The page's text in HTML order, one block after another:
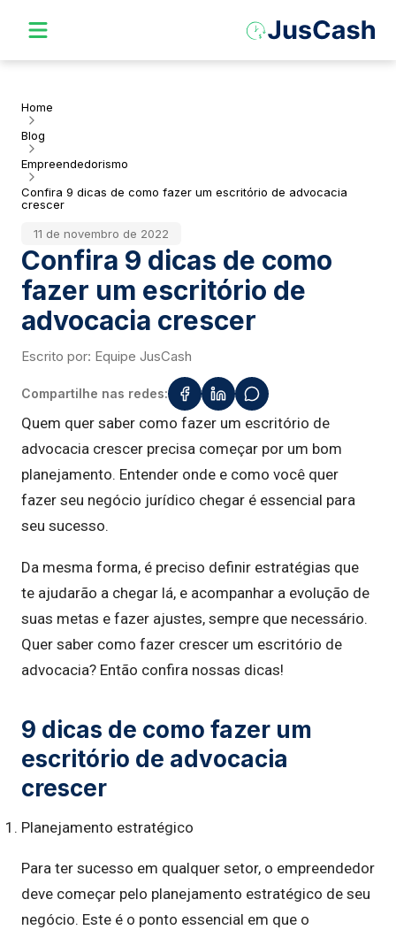
Home
Blog
Empreendedorismo
Confira 9 dicas de como fazer um escritório de advocacia
crescer
11 de novembro de 2022
Confira 9 dicas de como
fazer um escritório de
advocacia crescer
Escrito por: Equipe JusCash
Compartilhe nas redes:
Quem quer saber como fazer um escritório de
advocacia crescer precisa começar por um bom
planejamento. Entender onde e como você quer
fazer seu negócio jurídico chegar é essencial para
seu sucesso.
Da mesma forma, é preciso definir estratégias que
te ajudarão a chegar lá, e acompanhar a evolução de
suas metas e fazer ajustes, sempre que necessário.
Quer saber como fazer crescer um escritório de
advocacia? Então confira nossas dicas!
9 dicas de como fazer um
escritório de advocacia
crescer
Planejamento estratégico
Para ter sucesso em qualquer setor, o empreendedor
deve começar pelo planejamento estratégico de seu
negócio. Este é o ponto essencial em que o